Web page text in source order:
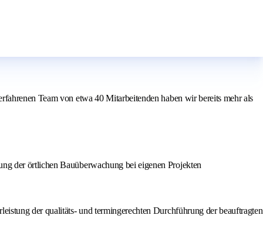
Team von etwa 40 Mitarbeitenden haben wir bereits mehr als
der örtlichen Bauüberwachung bei eigenen Projekten
der qualitäts- und termingerechten Durchführung der beauftragten